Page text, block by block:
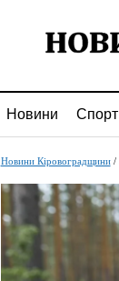
Новини Спорт
Новини Кіровоградщини/